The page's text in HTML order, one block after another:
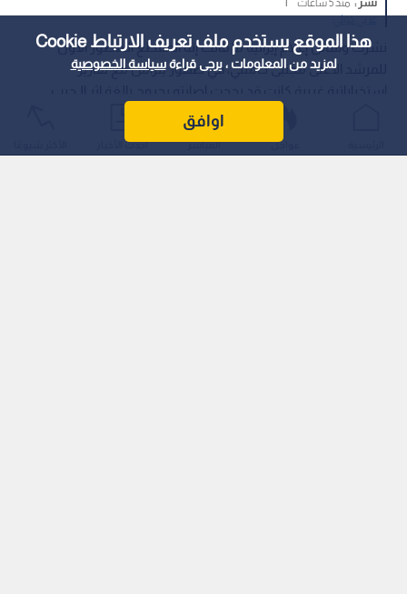
هذا الموقع يستخدم ملف تعريف الارتباط Cookie
لمزيد من المعلومات ، يرجى قراءةسياسة الخصوصية
اوافق
نشر : منذ 5 ساعات
عربي دولي
نشرت وسائل إعلام إيرانية ما قالت إنه المقطع الـمصور الأول
للمرشد الأعلى مجتبى خامنئي، في ظهور يتزامن مع تقارير
عواجل المباشر أحدث الأخبار